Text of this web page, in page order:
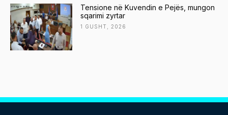
Tensione në Kuvendin e Pejës, mungon
sqarimi zyrtar
1 GUSHT, 2026